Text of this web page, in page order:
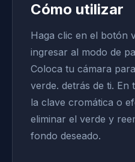
Cómo utilizar
Haga clic en el botón
ingresar al modo de
Coloca tu cámara
verde. detrás de ti. En
la clave cromática o
eliminar el verde y
fondo deseado.